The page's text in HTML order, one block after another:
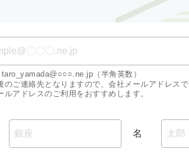
taro_yamada@○○○.ne.jp（半角英数）
のご連絡先となりますので、会社メールアドレス
ルアドレスのご利用をおすすめします。
名